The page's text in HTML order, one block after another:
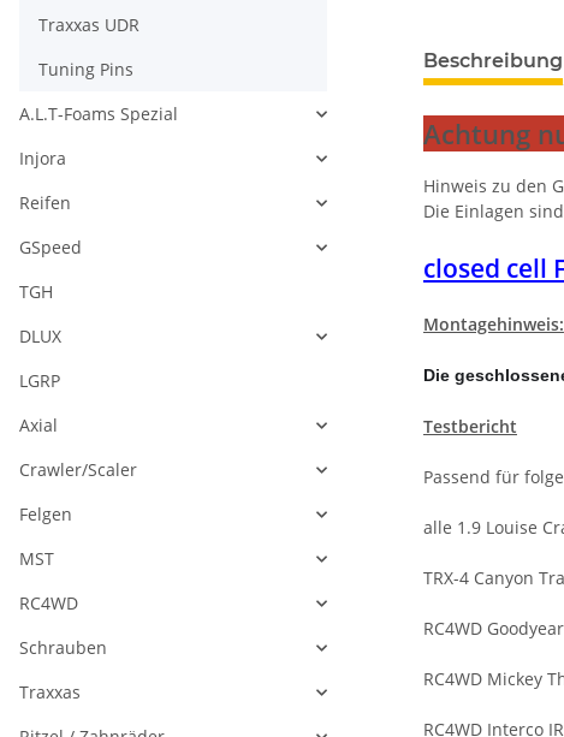
Beschreibung
Achtung
Hinweis zu den
Die Einlagen
closed cell
Montagehinweis:
Die
Testbericht
Passend für
alle 1.9 Louise
TRX-4 Canyon
RC4WD
RC4WD Mickey
RC4WD Interco
Traxxas UDR
Tuning Pins
A.L.T-Foams Spezial
Injora
Reifen
GSpeed
TGH
DLUX
LGRP
Axial
Crawler/Scaler
Felgen
MST
RC4WD
Schrauben
Traxxas